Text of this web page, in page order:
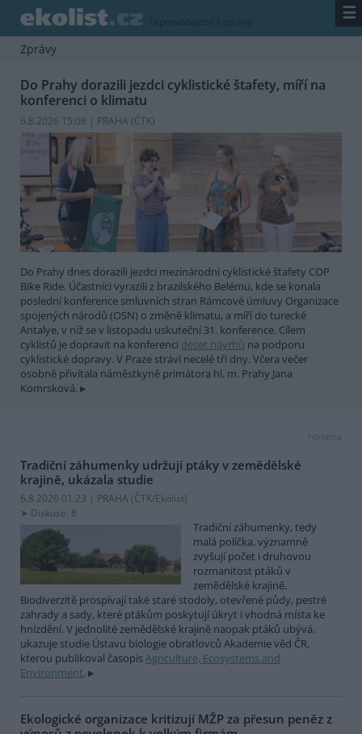
/ zpravodajství / zprávy ☰
Zprávy
Do Prahy dorazili jezdci cyklistické štafety, míří na
konferenci o klimatu
6.8.2026 15:08 | PRAHA (ČTK)
Do Prahy dnes dorazili jezdci mezinárodní cyklistické štafety COP
Bike Ride. Účastníci vyrazili z brazilského Belému, kde se konala
poslední konference smluvních stran Rámcové úmluvy Organizace
spojených národů (OSN) o změně klimatu, a míří do turecké
Antalye, v níž se v listopadu uskuteční 31. konference. Cílem
cyklistů je dopravit na konferenci deset návrhů na podporu
cyklistické dopravy. V Praze stráví necelé tři dny. Včera večer
osobně přivítala náměstkyně primátora hl. m. Prahy Jana
Komrsková.
reklama
Tradiční záhumenky udržují ptáky v zemědělské
krajině, ukázala studie
6.8.2026 01:23 | PRAHA (ČTK/Ekolist)
Diskuse: 8
Tradiční záhumenky, tedy
malá políčka, významně
zvyšují počet i druhovou
rozmanitost ptáků v
zemědělské krajině.
Biodiverzitě prospívají také staré stodoly, otevřené půdy, pestré
zahrady a sady, které ptákům poskytují úkryt i vhodná místa ke
hnízdění. V jednolité zemědělské krajině naopak ptáků ubývá,
ukazuje studie Ústavu biologie obratlovců Akademie věd ČR,
kterou publikoval časopisAgriculture, Ecosystems and
Environment.
Ekologické organizace kritizují MŽP za přesun peněz z